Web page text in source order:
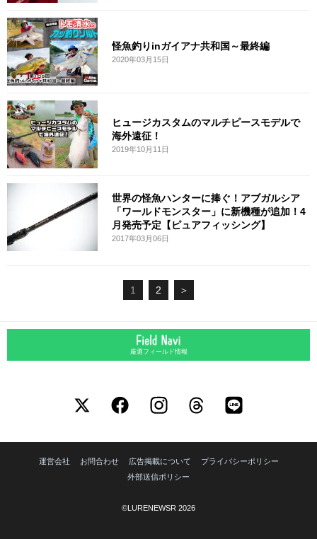
怪魚釣りinガイアナ共和国～最終編
2020年03月15日
ヒュージカスタムのマルチピースモデルで
海外遠征！
2019年10月11日
世界の怪魚ハンターに捧ぐ！アブガルシア
「ワールドモンスター」に新機種が追加！4
月発売予定【ピュアフィッシング】
2017年03月06日
1 2 ＞
厳選フィールド情報
運営会社 お問合わせ 広告掲載について
プライバシーポリシー
外部送信ポリシー
©LURENEWSR 2026